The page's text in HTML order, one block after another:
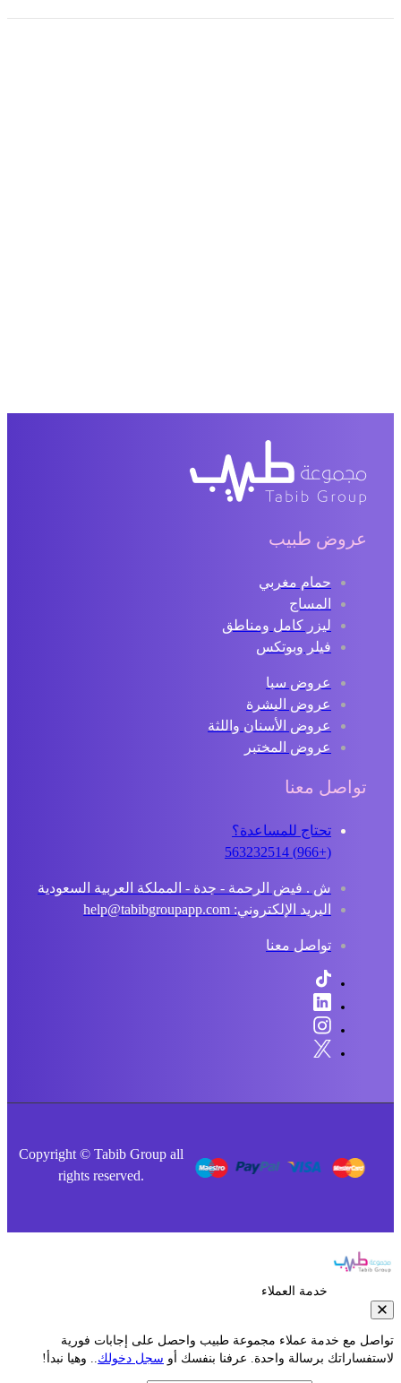
عروض طبيب
حمام مغربي
المساج
ليزر كامل ومناطق
فيلر وبوتكس
عروض سبا
عروض البشرة
عروض الأسنان واللثة
عروض المختبر
تواصل معنا
تحتاج للمساعدة؟
ش . فيض الرحمة - جدة - المملكة العربية السعودية
البريد الإلكتروني: help@tabibgroupapp.com
تواصل معنا
Copyright © Tabib Group all
rights reserved.
خدمة العملاء
مع خدمة عملاء مجموعة طبيب واحصل على إجابات فورية
برسالة واحدة. عرفنا بنفسك أوسجل دخولك.. وهيا نبدأ!